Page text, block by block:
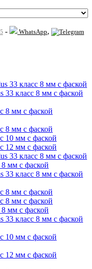
- WhatsApp,
33 класс 8 мм с фаской
33 класс 8 мм с фаской
8 мм с фаской
8 мм с фаской
10 мм с фаской
12 мм с фаской
33 класс 8 мм с фаской
8 мм с фаской
33 класс 8 мм с фаской
8 мм с фаской
8 мм с фаской
8 мм с фаской
33 класс 8 мм с фаской
10 мм с фаской
12 мм с фаской